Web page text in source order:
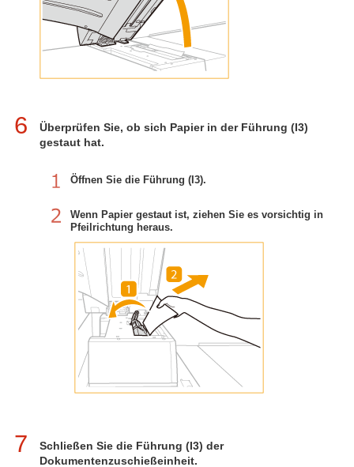
6
Überprüfen Sie, ob sich Papier in der Führung (I3)
gestaut hat.
Öffnen Sie die Führung (I3).
Wenn Papier gestaut ist, ziehen Sie es vorsichtig in
Pfeilrichtung heraus.
7
Schließen Sie die Führung (I3) der
Dokumentenzuschießeinheit.